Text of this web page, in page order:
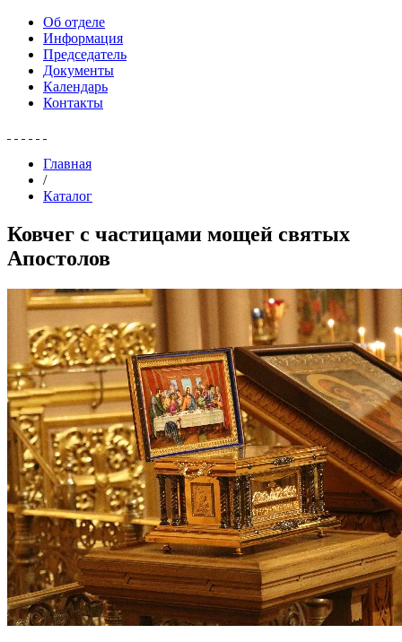
Об отделе
Информация
Председатель
Документы
Календарь
Контакты
Главная
/
Каталог
Ковчег с частицами мощей святых
Апостолов